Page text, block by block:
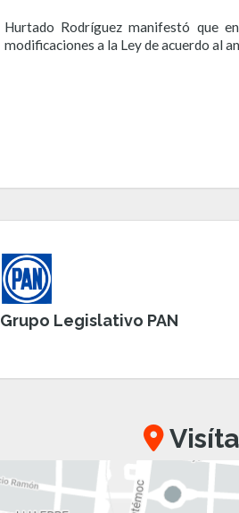
Hurtado Rodríguez manifestó que
modificaciones a la Ley de acuerdo al
Grupo Legislativo PAN